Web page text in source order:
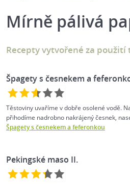
Mírně pálivá
Recepty vytvořené za
Špagety s česnekem a
Těstoviny uvaříme v dobře osolené vodě.
přihodíme nadrobno nakrájený česnek,
Špagety s česnekem a feferonkou
Pekingské maso II.